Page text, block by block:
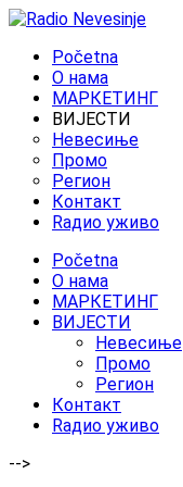
Početna
O нама
МАРКЕТИНГ
ВИЈЕСТИ
Невесиње
Промо
Регион
Контакт
Rадио уживо
Početna
O нама
МАРКЕТИНГ
ВИЈЕСТИ
Невесиње
Промо
Регион
Контакт
Rадио уживо
-->